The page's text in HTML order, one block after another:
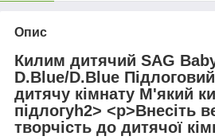
Опис
Килим дитячий SAG
D.Blue/D.Blue
дитячу кімнату М'який
підлогуh2> <p>Внесіть
творчість до дитячої